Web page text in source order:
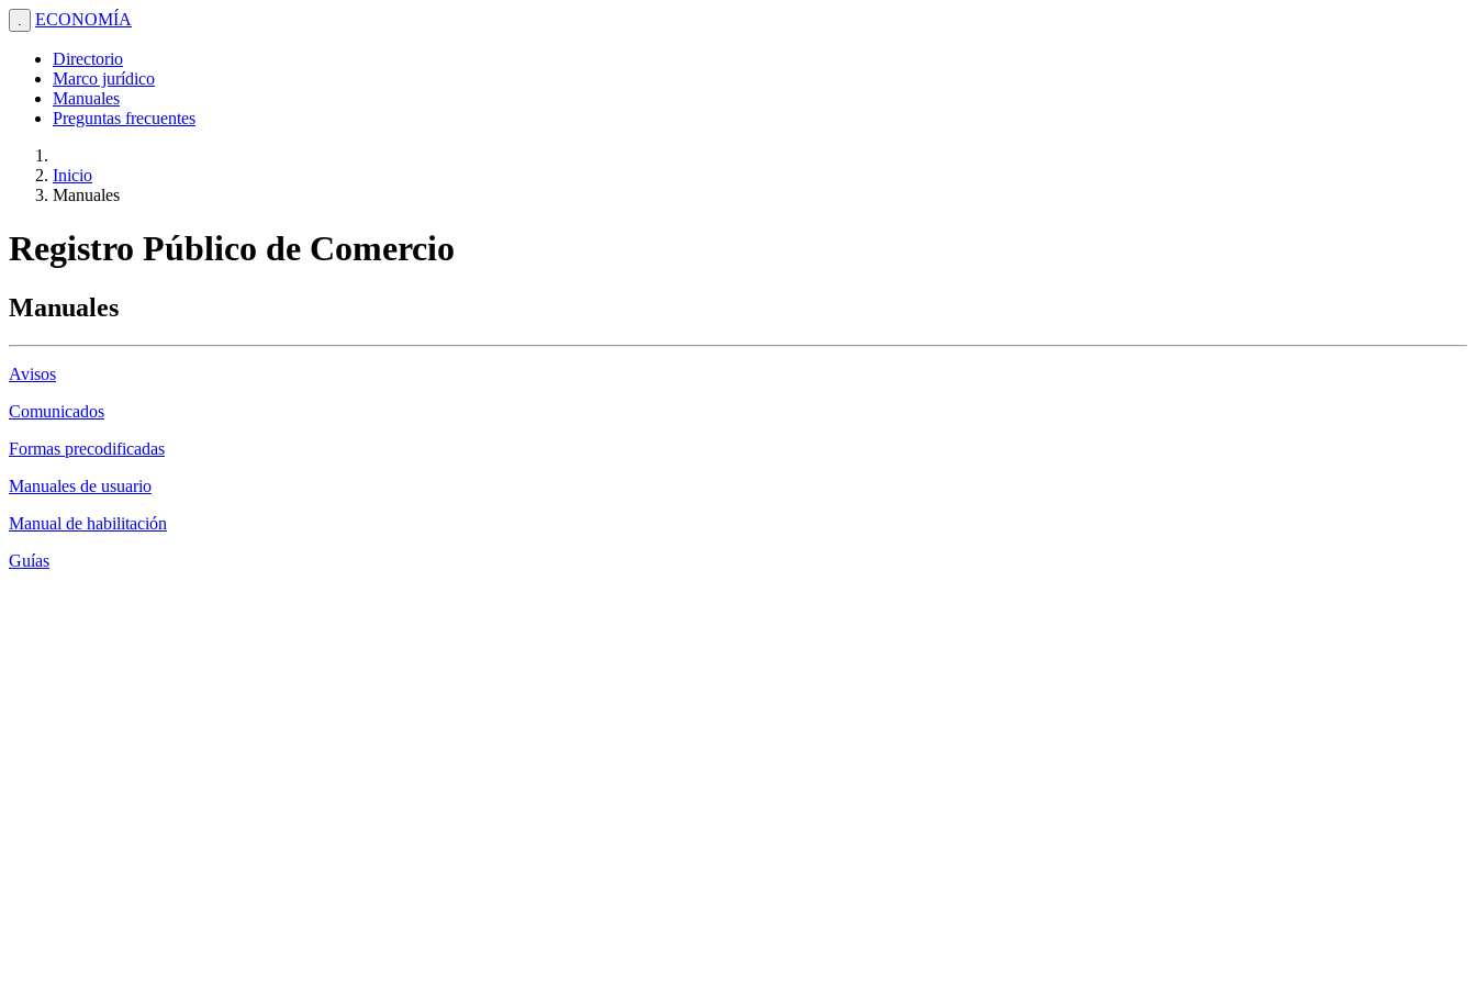
. ECONOMÍA
Directorio
Marco jurídico
Manuales
Preguntas frecuentes
Inicio
Manuales
Registro Público de Comercio
Manuales
Avisos
Comunicados
Formas precodificadas
Manuales de usuario
Manual de habilitación
Guías